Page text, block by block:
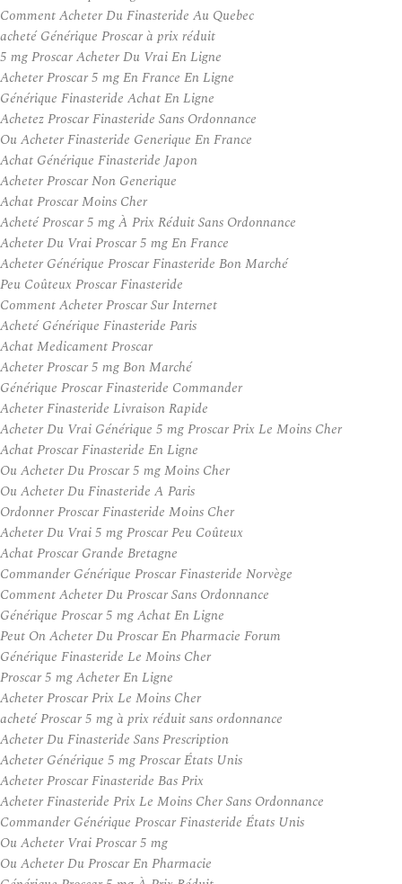
Comment Acheter Du Finasteride Au Quebec
acheté Générique Proscar à prix réduit
5 mg Proscar Acheter Du Vrai En Ligne
Acheter Proscar 5 mg En France En Ligne
Générique Finasteride Achat En Ligne
Achetez Proscar Finasteride Sans Ordonnance
Ou Acheter Finasteride Generique En France
Achat Générique Finasteride Japon
Acheter Proscar Non Generique
Achat Proscar Moins Cher
Acheté Proscar 5 mg À Prix Réduit Sans Ordonnance
Acheter Du Vrai Proscar 5 mg En France
Acheter Générique Proscar Finasteride Bon Marché
Peu Coûteux Proscar Finasteride
Comment Acheter Proscar Sur Internet
Acheté Générique Finasteride Paris
Achat Medicament Proscar
Acheter Proscar 5 mg Bon Marché
Générique Proscar Finasteride Commander
Acheter Finasteride Livraison Rapide
Acheter Du Vrai Générique 5 mg Proscar Prix Le Moins Cher
Achat Proscar Finasteride En Ligne
Ou Acheter Du Proscar 5 mg Moins Cher
Ou Acheter Du Finasteride A Paris
Ordonner Proscar Finasteride Moins Cher
Acheter Du Vrai 5 mg Proscar Peu Coûteux
Achat Proscar Grande Bretagne
Commander Générique Proscar Finasteride Norvège
Comment Acheter Du Proscar Sans Ordonnance
Générique Proscar 5 mg Achat En Ligne
Peut On Acheter Du Proscar En Pharmacie Forum
Générique Finasteride Le Moins Cher
Proscar 5 mg Acheter En Ligne
Acheter Proscar Prix Le Moins Cher
acheté Proscar 5 mg à prix réduit sans ordonnance
Acheter Du Finasteride Sans Prescription
Acheter Générique 5 mg Proscar États Unis
Acheter Proscar Finasteride Bas Prix
Acheter Finasteride Prix Le Moins Cher Sans Ordonnance
Commander Générique Proscar Finasteride États Unis
Ou Acheter Vrai Proscar 5 mg
Ou Acheter Du Proscar En Pharmacie